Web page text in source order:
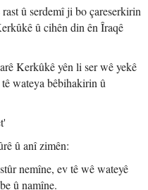
û serdemî ji bo çareserkirin
û cihên din ên Îraqê
Kerkûkê yên li ser wê yekê
wateya bêbihakirin û
û anî zimên:
nemîne, ev tê wê wateyê
û namîne.